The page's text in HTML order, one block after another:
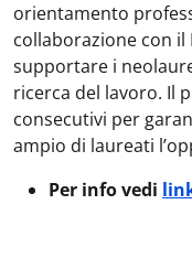
orientamento
collaborazione con
supportare i
ricerca del lavoro. Il
consecutivi per
ampio di laureati
Per info vedi